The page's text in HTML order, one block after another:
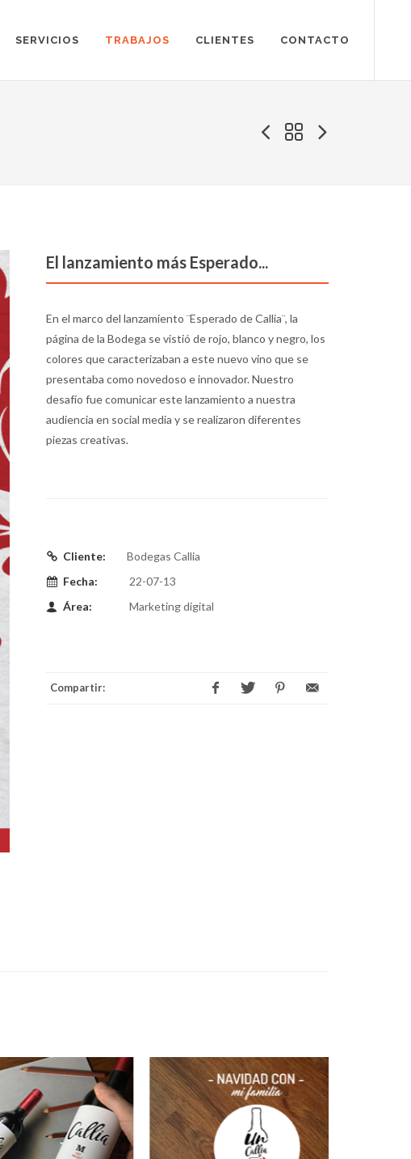
SERVICIOS TRABAJOS CLIENTES CONTACTO
El lanzamiento más Esperado...
En el marco del lanzamiento ¨Esperado de Callia¨, la
página de la Bodega se vistió de rojo, blanco y negro, los
colores que caracterizaban a este nuevo vino que se
presentaba como novedoso e innovador. Nuestro
desafío fue comunicar este lanzamiento a nuestra
audiencia en social media y se realizaron diferentes
piezas creativas.
Cliente:
Bodegas Callia
Fecha:
22-07-13
Área:
Marketing digital
Compartir: